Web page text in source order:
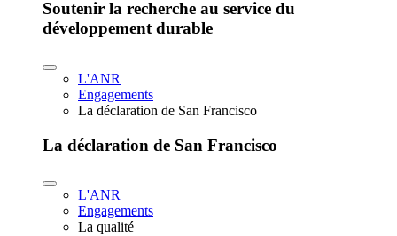
Soutenir la recherche au service du
développement durable
L'ANR
Engagements
La déclaration de San Francisco
La déclaration de San Francisco
L'ANR
Engagements
La qualité